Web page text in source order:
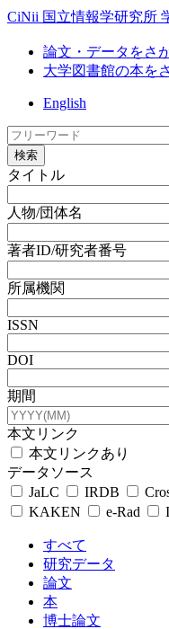
CiNii 国立情報学研究所
論文・データをさ
大学図書館の本を
English
検索
タイトル
人物/団体名
著者ID/研究者番号
所属機関
ISSN
DOI
期間
本文リンク
本文リンクあり
データソース
JaLC
IRDB
KAKEN
e-Rad
すべて
研究データ
論文
本
博士論文